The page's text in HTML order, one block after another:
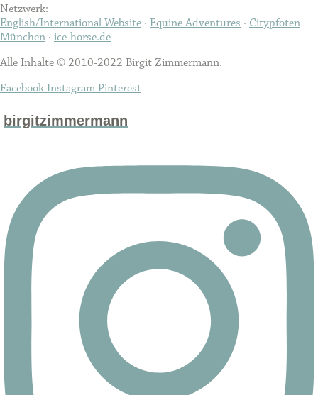
Netzwerk:
English/International Website · Equine Adventures · Citypfoten
München · ice-horse.de
Alle Inhalte © 2010-2022 Birgit Zimmermann.
Facebook Instagram Pinterest
birgitzimmermann